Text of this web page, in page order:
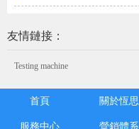
友情鏈接：
Testing machine
首頁 關於恆思
服務中心 營銷體系